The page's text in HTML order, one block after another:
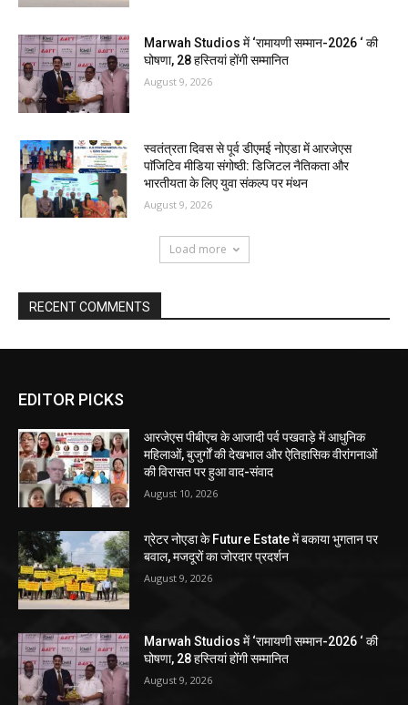
Marwah Studios में ‘रामायणी सम्मान-2026 ‘ की
घोषणा, 28 हस्तियां होंगी सम्मानित
August 9, 2026
स्वतंत्रता दिवस से पूर्व डीएमई नोएडा में आरजेएस
पाॅजिटिव मीडिया संगोष्ठी: डिजिटल नैतिकता और
भारतीयता के लिए युवा संकल्प पर मंथन
August 9, 2026
Load more
RECENT COMMENTS
EDITOR PICKS
आरजेएस पीबीएच के आजादी पर्व पखवाड़े में आधुनिक
महिलाओं, बुजुर्गों की देखभाल और ऐतिहासिक वीरांगनाओं
की विरासत पर हुआ वाद-संवाद
August 10, 2026
ग्रेटर नोएडा के Future Estate में बकाया भुगतान पर
बवाल, मजदूरों का जोरदार प्रदर्शन
August 9, 2026
Marwah Studios में ‘रामायणी सम्मान-2026 ‘ की
घोषणा, 28 हस्तियां होंगी सम्मानित
August 9, 2026